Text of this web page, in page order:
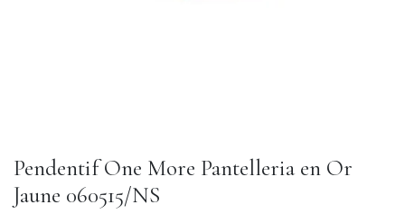
Pendentif One More Pantelleria en Or
Jaune 060515/NS